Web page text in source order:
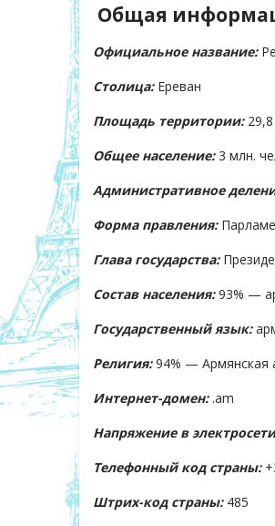
Общая
Официальное название:
Столица:Ереван
Площадь территории:29,8
Общее население:3 млн.
Административное
Форма правления:
Глава государства:
Состав населения:93% —
Государственный язык:
Религия: 94% — Армянская
Интернет-домен:.am
Напряжение в
Телефонный код страны:
Штрих-код страны: 485